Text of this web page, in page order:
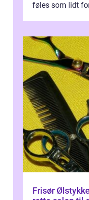
føles som lidt
Frisør Ølstykke sådan finder du den